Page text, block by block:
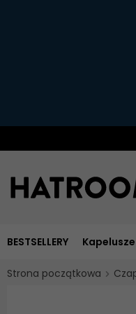
BESTSELLERY Kapelusze
Strona początkowa